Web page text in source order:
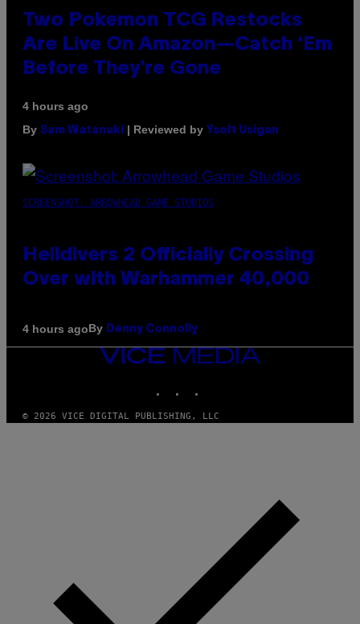
Two Pokemon TCG Restocks
Are Live On Amazon—Catch ‘Em
Before They’re Gone
4 hours ago
By Sam Watanuki | Reviewed by Ysolt Usigan
SCREENSHOT: ARROWHEAD GAME STUDIOS
Helldivers 2 Officially Crossing
Over with Warhammer 40,000
4 hours agoBy Denny Connolly
VICE
© 2026 VICE DIGITAL PUBLISHING, LLC